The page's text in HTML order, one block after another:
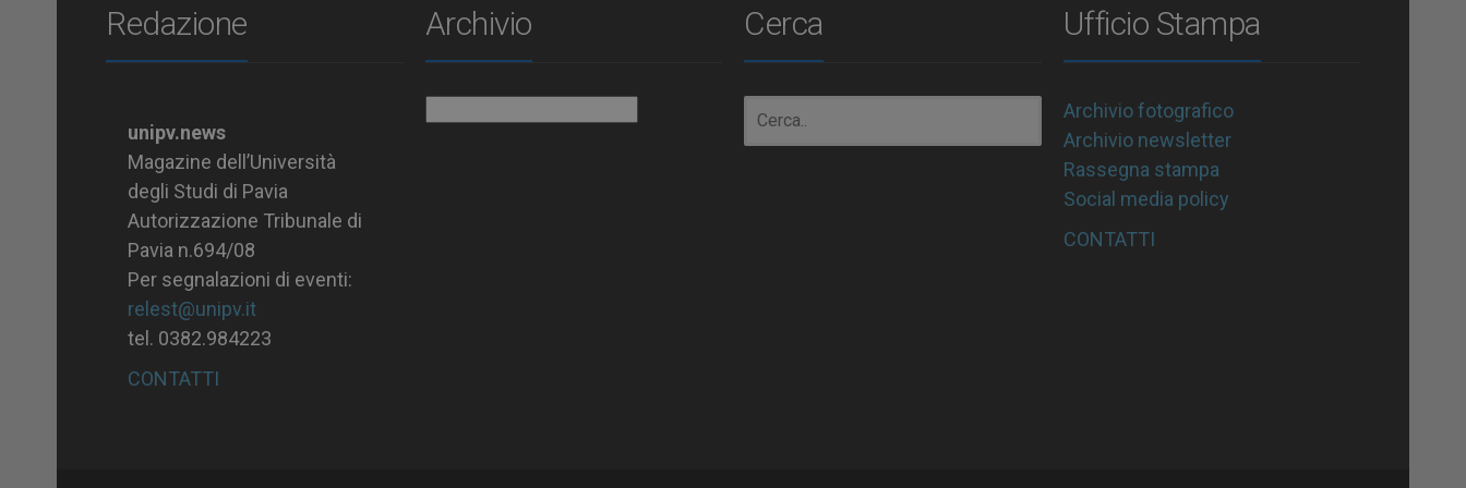
Redazione
unipv.news
Magazine dell’Università
degli Studi di Pavia
Autorizzazione Tribunale di
Pavia n.694/08
Per segnalazioni di eventi:
relest@unipv.it
tel. 0382.984223
CONTATTI
Archivio Cerca Ufficio Stampa
Archivio fotografico
Archivio newsletter
Rassegna stampa
Social media policy
CONTATTI